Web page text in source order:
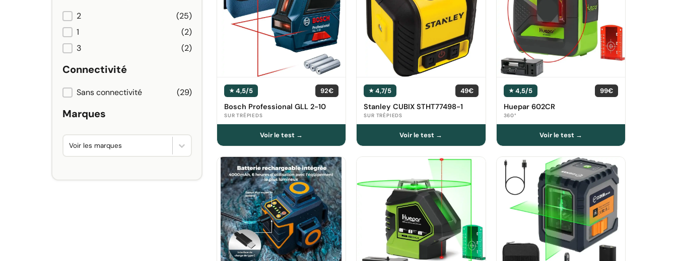
NOMBRE DE LIGNES
2
(25)
1
(2)
3
(2)
Connectivité
CONNECTIVITÉ
Sans connectivité (29)
Marques
MARQUES
Marques
4,5/5 92€
Bosch Professional GLL 2-10
SUR TRÉPIEDS
4,7/5 49€
Stanley CUBIX STHT77498-1
SUR TRÉPIEDS
4,5/5 99€
Huepar 602CR
360°